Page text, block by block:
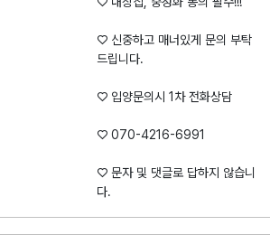
♡ 신중하고 매너있게 문의 부탁
드립니다.
♡ 입양문의시 1차 전화상담
♡ 070-4216-6991
♡ 문자 및 댓글로 답하지 않습니